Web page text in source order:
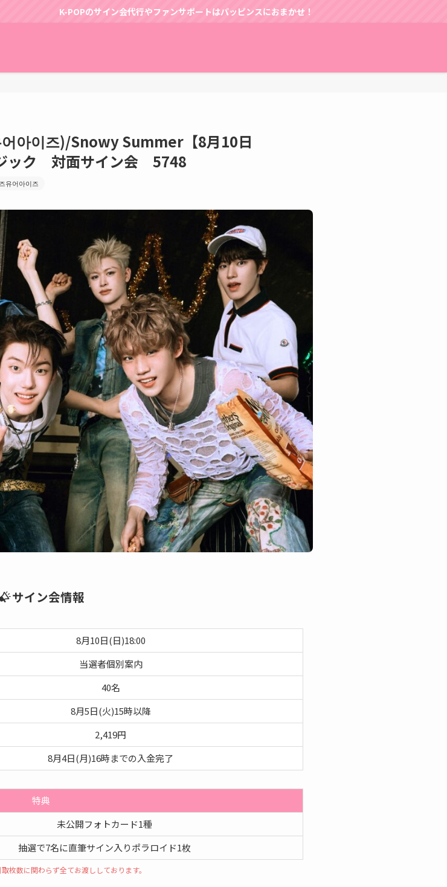
イン会代行やファンサポートはパッピンスにおまかせ！
어아이즈)/Snowy Summer【8月10日
ック 対面サイン会 5748
유어아이즈
サイン会情報
8月10日(日)18:00
当選者個別案内
40名
8月5日(火)15時以降
2,419円
8月4日(月)16時までの入金完了
特典
未公開フォトカード1種
抽選で7名に直筆サイン入りポラロイド1枚
枚数に関わらず全てお渡ししております。